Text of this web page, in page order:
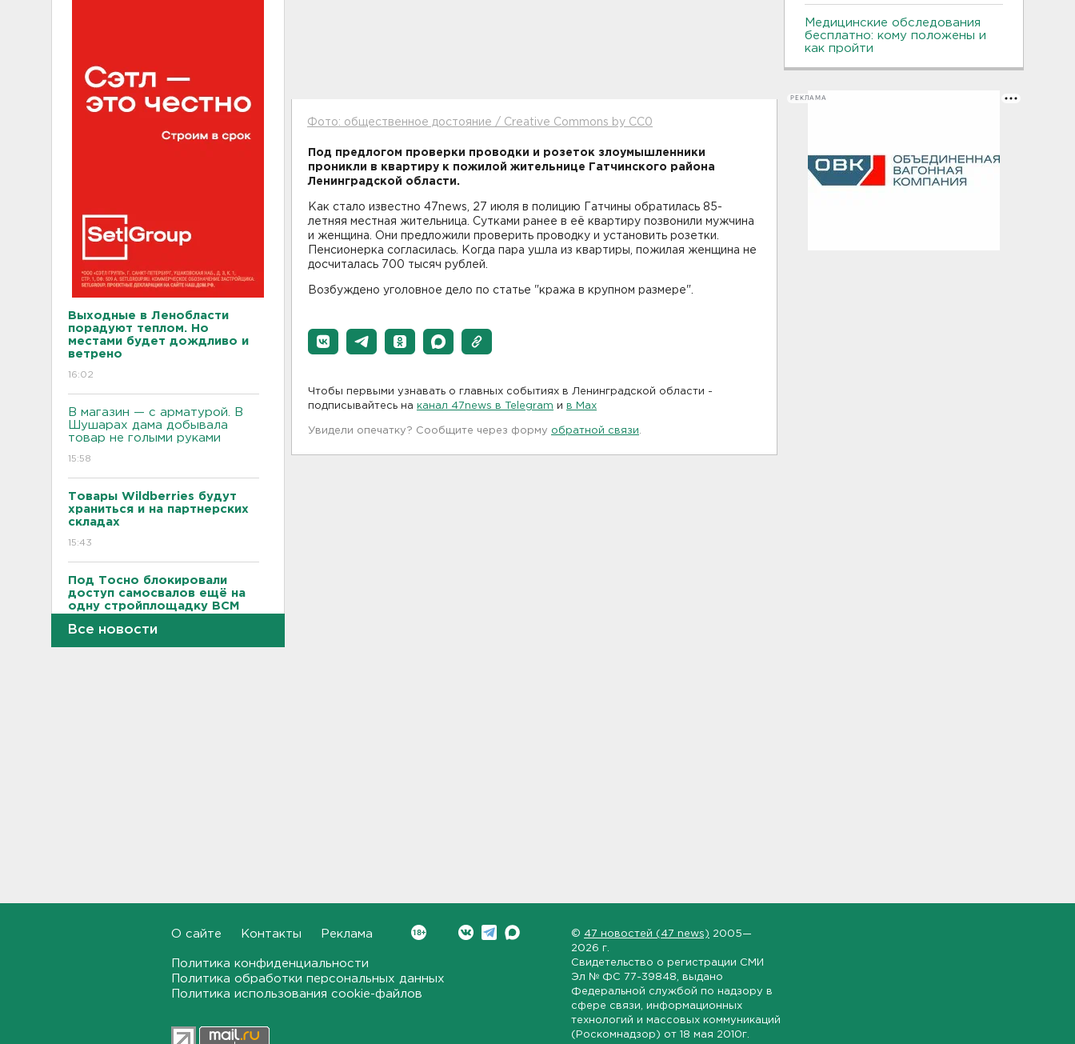
Выходные в Ленобласти
порадуют теплом. Но
местами будет дождливо и
ветрено
16:02
В магазин — с арматурой. В
Шушарах дама добывала
товар не голыми руками
15:58
Товары Wildberries будут
храниться и на партнерских
складах
15:43
Под Тосно блокировали
доступ самосвалов ещё на
одну стройплощадку ВСМ
15:27
обвиняют в присвоении 400
Верховный суд просят снять
Все новости
Фото: общественное достояние / Creative Commons by CC0
Под предлогом проверки проводки и розеток злоумышленники
проникли в квартиру к пожилой жительнице Гатчинского района
Ленинградской области.
Как стало известно 47news, 27 июля в полицию Гатчины обратилась 85-
летняя местная жительница. Сутками ранее в её квартиру позвонили мужчина
и женщина. Они предложили проверить проводку и установить розетки.
Пенсионерка согласилась. Когда пара ушла из квартиры, пожилая женщина не
досчиталась 700 тысяч рублей.
Возбуждено уголовное дело по статье "кража в крупном размере".
Чтобы первыми узнавать о главных событиях в Ленинградской области -
подписывайтесь на канал 47news в Telegram и в Maх
Увидели опечатку? Сообщите через форму обратной связи
Медицинские обследования
бесплатно: кому положены и
как пройти
РЕКЛАМА
О сайте Контакты Реклама
Политика конфиденциальности
Политика обработки персональных данных
Политика использования cookie-файлов
© 47 новостей (47 news) 2005—
2026 г.
Свидетельство о регистрации СМИ
Эл № ФС 77-39848 , выдано
Федеральной службой по надзору в
сфере связи, информационных
технологий и массовых коммуникаций
(Роскомнадзор) от 18 мая 2010г.